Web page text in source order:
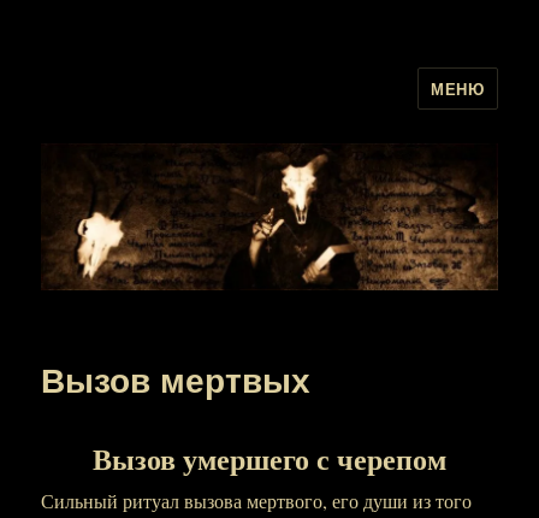
МЕНЮ
Вызов мертвых
Вызов умершего с черепом
Сильный ритуал вызова мертвого, его души из того